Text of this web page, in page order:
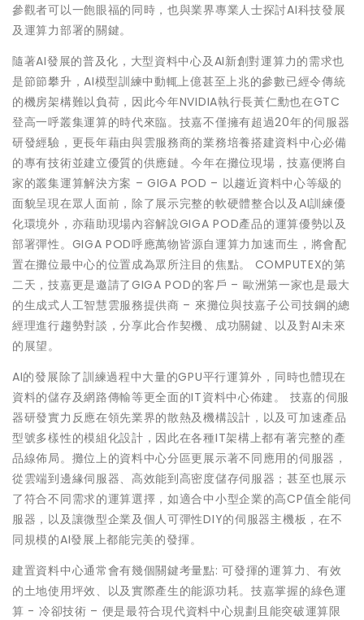
參觀者可以一飽眼福的同時，也與業界專業人士探討AI科技發展
及運算力部署的關鍵。
隨著AI發展的普及化，大型資料中心及AI新創對運算力的需求也
是節節攀升，AI模型訓練中動輒上億甚至上兆的參數已經令傳統
的機房架構難以負荷，因此今年NVIDIA執行長黃仁勳也在GTC
登高一呼叢集運算的時代來臨。技嘉不僅擁有超過20年的伺服器
研發經驗，更長年藉由與雲服務商的業務培養搭建資料中心必備
的專有技術並建立優質的供應鏈。今年在攤位現場，技嘉便將自
家的叢集運算解決方案 – GIGA POD – 以趨近資料中心等級的
面貌呈現在眾人面前，除了展示完整的軟硬體整合以及AI訓練優
化環境外，亦藉助現場內容解說GIGA POD產品的運算優勢以及
部署彈性。GIGA POD呼應萬物皆源自運算力加速而生，將會配
置在攤位最中心的位置成為眾所注目的焦點。 COMPUTEX的第
二天，技嘉更是邀請了GIGA POD的客戶 – 歐洲第一家也是最大
的生成式人工智慧雲服務提供商 – 來攤位與技嘉子公司技鋼的總
經理進行趨勢對談，分享此合作契機、成功關鍵、以及對AI未來
的展望。
AI的發展除了訓練過程中大量的GPU平行運算外，同時也體現在
資料的儲存及網路傳輸等更全面的IT資料中心佈建。 技嘉的伺服
器研發實力反應在領先業界的散熱及機構設計，以及可加速產品
型號多樣性的模組化設計，因此在各種IT架構上都有著完整的產
品線佈局。攤位上的資料中心分區更展示著不同應用的伺服器，
從雲端到邊緣伺服器、高效能到高密度儲存伺服器；甚至也展示
了符合不同需求的運算選擇，如適合中小型企業的高CP值全能伺
服器，以及讓微型企業及個人可彈性DIY的伺服器主機板，在不
同規模的AI發展上都能完美的發揮。
建置資料中心通常會有幾個關鍵考量點: 可發揮的運算力、有效
的土地使用坪效、以及實際產生的能源功耗。技嘉掌握的綠色運
算 - 冷卻技術 – 便是最符合現代資料中心規劃且能突破運算限